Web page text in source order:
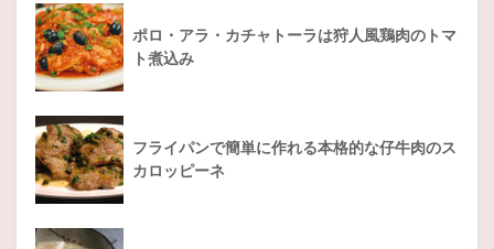
ポロ・アラ・カチャトーラは狩人風鶏肉のトマ
ト煮込み
フライパンで簡単に作れる本格的な仔牛肉のス
カロッピーネ